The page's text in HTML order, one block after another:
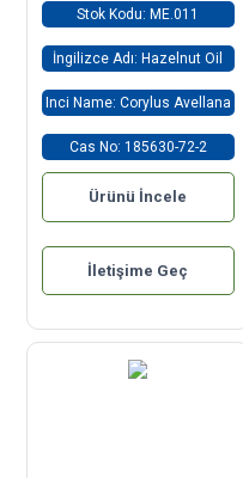
Stok Kodu: ME.011
İngilizce Adı: Hazelnut Oil
Inci Name: Corylus Avellana
Cas No: 185630-72-2
Ürünü İncele
İletişime Geç